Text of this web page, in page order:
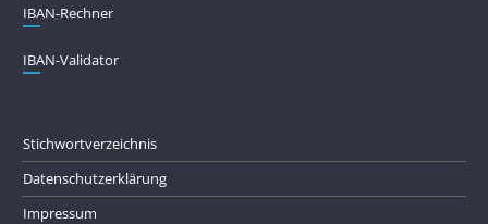
IBAN-Rechner
IBAN-Validator
Stichwortverzeichnis
Datenschutzerklärung
Impressum